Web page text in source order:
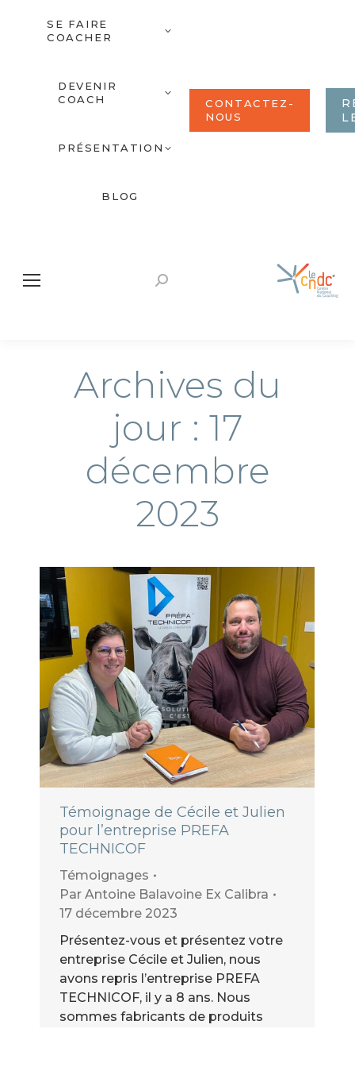
SE FAIRE
COACHER
DEVENIR
COACH
PRÉSENTATION
BLOG
CONTACTEZ-
NOUS
Recherche
Archives du
jour : 17
décembre
2023
Témoignage de Cécile et Julien
pour l’entreprise PREFA
TECHNICOF
Témoignages
Par Antoine Balavoine Ex Calibra
17 décembre 2023
Présentez-vous et présentez votre
entreprise Cécile et Julien, nous
avons repris l’entreprise PREFA
TECHNICOF, il y a 8 ans. Nous
sommes fabricants de produits